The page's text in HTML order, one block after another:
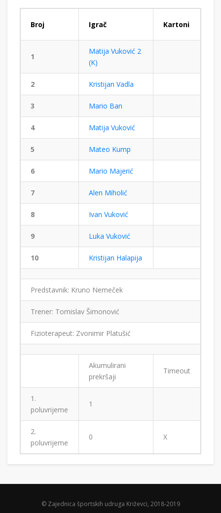
Broj Igrač Kartoni
1
Matija Vuković 2
(K)
2 Kristijan Vadla
3 Mario Ban
4 Matija Vuković
5 Mateo Kump
6 Mario Majerić
7 Alen Miholić
8 Ivan Vuković
9 Luka Vuković
10 Kristijan Halapija
Predstavnik: Kruno Nemeček
Trener: Tomislav Šimonović
Fizioterapeut: Zvonimir Platušić
Akumulirani
prekršaji
Timeout
1.
poluvrijeme
1
2.
poluvrijeme
0 X
© Zajednica športskih udruga Križevci, 2018-2019